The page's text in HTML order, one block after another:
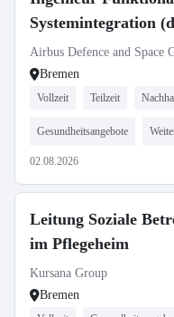
Systemintegration
Airbus Defence and Space
Bremen
Vollzeit Teilzeit
Gesundheitsangebote
02.08.2026
Leitung Soziale
im Pflegeheim
Kursana Group
Bremen